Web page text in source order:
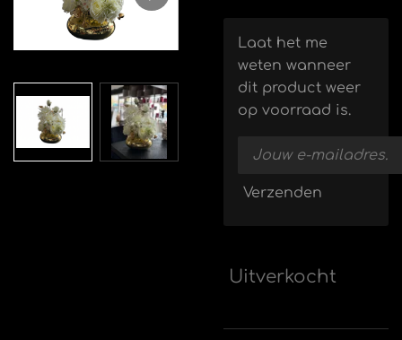
Laat het me
weten wanneer
dit product weer
op voorraad is.
Verzenden
Uitverkocht